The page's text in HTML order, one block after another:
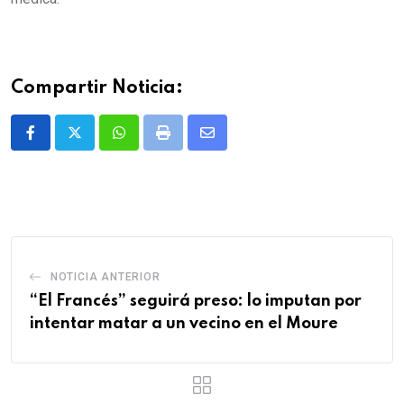
Compartir Noticia:
WhatsappPrint
Share
NOTICIA ANTERIOR
“El Francés” seguirá preso: lo imputan por
intentar matar a un vecino en el Moure